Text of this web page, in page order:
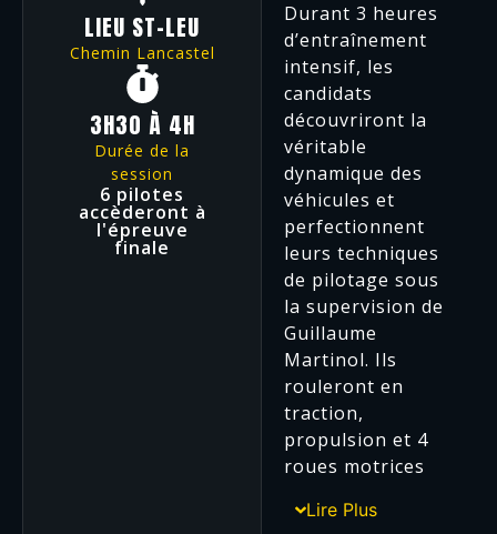
Durant 3 heures
d’entraînement
intensif, les
candidats
découvriront la
véritable
dynamique des
véhicules et
perfectionnent
leurs techniques
de pilotage sous
la supervision de
Guillaume
Martinol. Ils
rouleront en
traction,
propulsion et 4
roues motrices
Lire Plus
LIEU ST-LEU
Chemin Lancastel
3H30 À 4H
Durée de la
session
6 pilotes
accèderont à
l'épreuve
finale